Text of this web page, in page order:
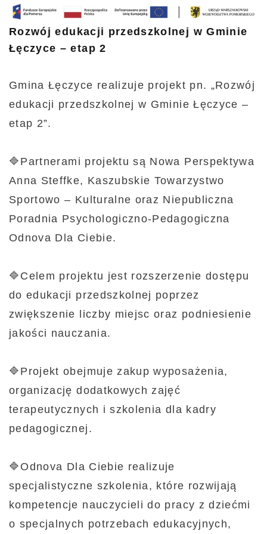
Rozwój edukacji przedszkolnej w Gminie
Łęczyce – etap 2
Gmina Łęczyce realizuje projekt pn. „Rozwój
edukacji przedszkolnej w Gminie Łęczyce –
🔷Partnerami projektu są Nowa Perspektywa
Anna Steffke, Kaszubskie Towarzystwo
Sportowo – Kulturalne oraz Niepubliczna
Poradnia Psychologiczno-Pedagogiczna
🔷Celem projektu jest rozszerzenie dostępu
do edukacji przedszkolnej poprzez
zwiększenie liczby miejsc oraz podniesienie
🔷Projekt obejmuje zakup wyposażenia,
organizację dodatkowych zajęć
terapeutycznych i szkolenia dla kadry
🔷Odnova Dla Ciebie realizuje
specjalistyczne szkolenia, które rozwijają
kompetencje nauczycieli do pracy z dziećmi
o specjalnych potrzebach edukacyjnych,